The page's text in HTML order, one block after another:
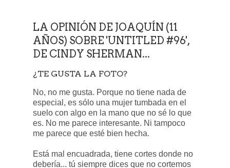
LA OPINIÓN DE JOAQUÍN (11
AÑOS) SOBRE 'UNTITLED #96',
DE CINDY SHERMAN...
¿TE GUSTA LA FOTO?
No, no me gusta. Porque no tiene nada de
especial, es sólo una mujer tumbada en el
suelo con algo en la mano que no sé lo que
es. No me parece interesante. Ni tampoco
me parece que esté bien hecha.
Está mal encuadrada, tiene cortes donde no
debería... tú siempre dices que no cortemos